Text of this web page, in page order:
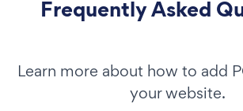
Frequently Asked
Learn more about how to add
your website.